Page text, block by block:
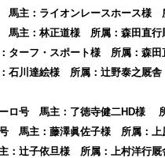
馬主：ライオンレースホース様
馬主：林正道様 所属：森田直
ターフ・スポート様 所属：森
石川達絵様 所属：辻野泰之厩
ーロ号 馬主：了徳寺健二HD様
馬主：藤澤眞佐子様 所属：
：辻子依旦様 所属：上村洋行